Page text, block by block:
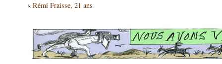
« Rémi Fraisse, 21 ans